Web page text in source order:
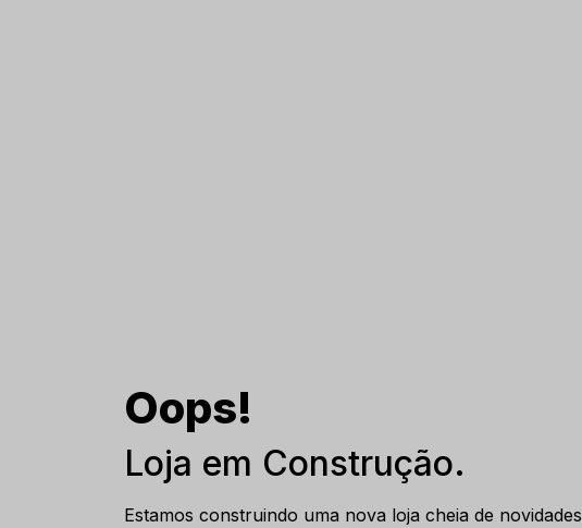
Oops!
Loja em Construção.
Estamos construindo uma nova loja cheia de novidades